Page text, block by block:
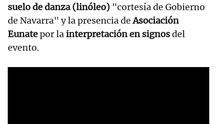
suelo de danza (linóleo) "cortesía de Gobierno
de Navarra" y la presencia deAsociación
Eunatepor lainterpretación en signosdel
evento.